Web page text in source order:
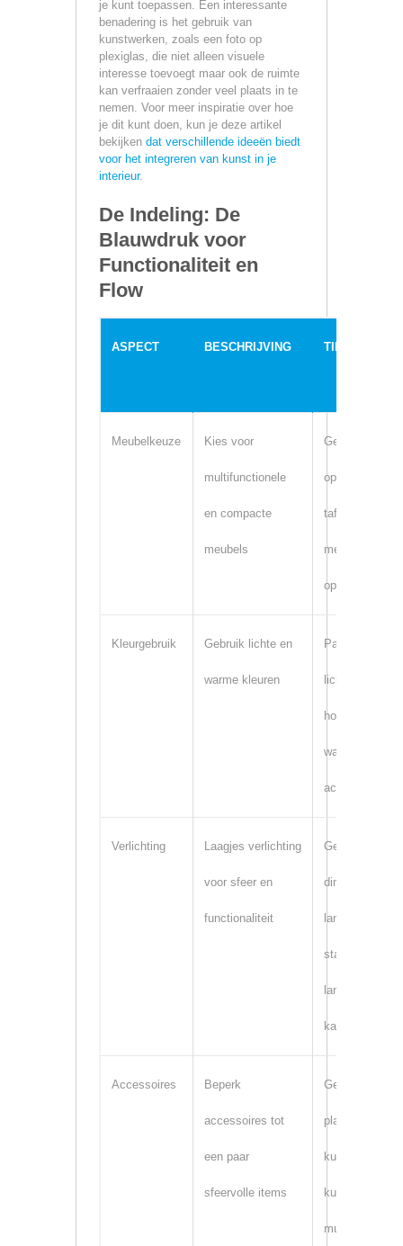
je kunt toepassen. Een interessante
benadering is het gebruik van
kunstwerken, zoals een foto op
plexiglas, die niet alleen visuele
interesse toevoegt maar ook de ruimte
kan verfraaien zonder veel plaats in te
nemen. Voor meer inspiratie over hoe
je dit kunt doen, kun je deze artikel
bekijken dat verschillende ideeën biedt
voor het integreren van kunst in je
interieur.
De Indeling: De
Blauwdruk voor
Functionaliteit en
Flow
ASPECT BESCHRIJVING TIPS
Meubelkeuze Kies voor
multifunctionele
en compacte
meubels
Gebruik
opklapbare
tafels, banken
met
opbergruimte
Kleurgebruik Gebruik lichte en
warme kleuren
Pasteltinten,
lichte
houtkleuren,
warme
accenten
Verlichting Laagjes verlichting
voor sfeer en
functionaliteit
Gebruik
dimbare
lampen,
staande
lampen en
kaarsen
Accessoires Beperk
accessoires tot
een paar
sfeervolle items
Gebruik
planten,
kussens en
kunst aan de
muur